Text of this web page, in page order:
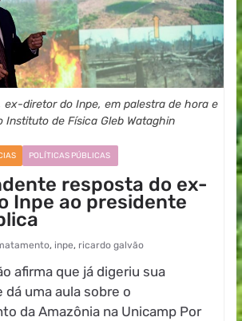
ex-diretor do Inpe, em palestra de hora e
Instituto de Física Gleb Wataghin
POLÍTICAS PÚBLICAS
resposta do ex-
Inpe ao presidente
, inpe, ricardo galvão
afirma que já digeriu sua
dá uma aula sobre o
da Amazônia na Unicamp Por